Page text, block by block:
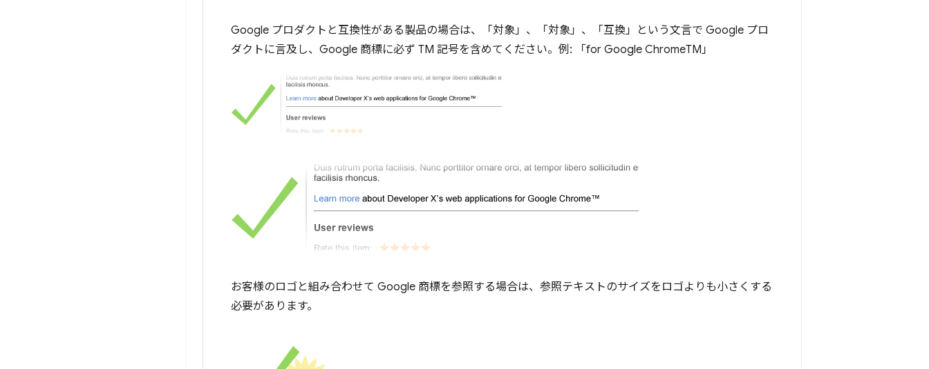
Google プロダクトと互換性がある製品の場合は、「対象」、「対象」、「互換」という文言で Google プロ
ダクトに言及し、Google 商標に必ず TM 記号を含めてください。例: 「for Google ChromeTM」
お客様のロゴと組み合わせて Google 商標を参照する場合は、参照テキストのサイズをロゴよりも小さくする
必要があります。